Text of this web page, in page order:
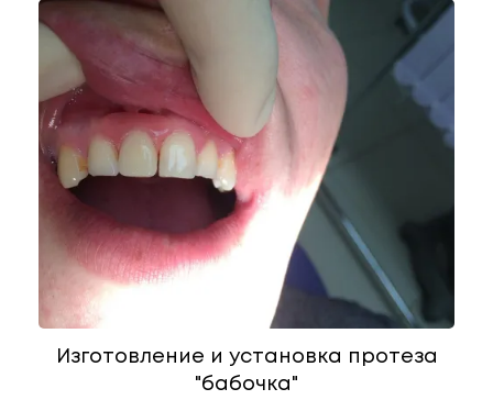
Изготовление и установка протеза
"бабочка"